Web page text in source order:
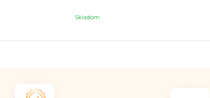
Skladom